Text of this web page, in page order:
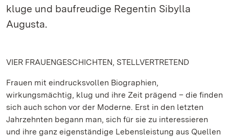
kluge und baufreudige Regentin Sibylla
Augusta.
VIER FRAUENGESCHICHTEN, STELLVERTRETEND
Frauen mit eindrucksvollen Biographien,
wirkungsmächtig, klug und ihre Zeit prägend – die finden
sich auch schon vor der Moderne. Erst in den letzten
Jahrzehnten begann man, sich für sie zu interessieren
und ihre ganz eigenständige Lebensleistung aus Quellen